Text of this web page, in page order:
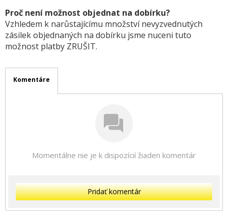
Proč není možnost objednat na dobírku?
Vzhledem k narůstajícímu množství nevyzvednutých
zásilek objednaných na dobírku jsme nuceni tuto
možnost platby ZRUŠIT.
Komentáre
Momentálne nie je k dispozícií žiaden komentár
Pridať komentár